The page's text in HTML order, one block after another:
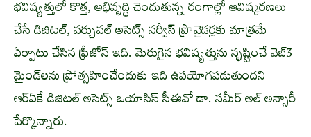
భవిష్యత్తులో కొత్త, అభివృద్ధి చెందుతున్న రంగాల్లో ఆవిష్కరణలు
చేసే డిజిటల్‌, వర్చువల్‌ అసెట్స్‌ సర్వీస్‌ ప్రొవైడర్లకు మాత్రమే
ఏర్పాటు చేసిన ఫ్రీజోన్‌ ఇది. మెరుగైన భవిష్యత్తును సృష్టించే వెబ్‌3
మైండ్‌లను ప్రోత్సహించేందుకు ఇది ఉపయోగపడుతుందని
ఆర్‌ఏకే డిజిటల్‌ అసెట్స్‌ ఒయాసిస్‌ సీఈవో డా. సమీర్‌ అల్‌ అన్సారీ
పేర్కొన్నారు.